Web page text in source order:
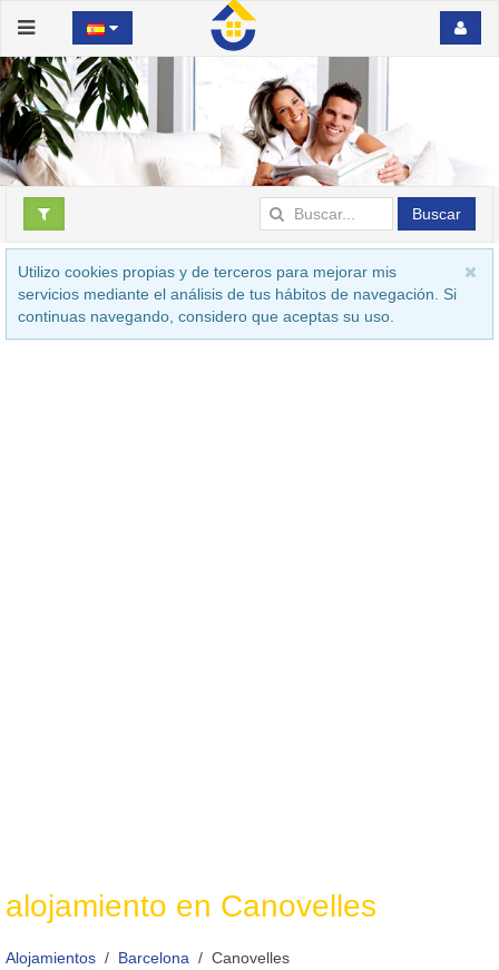
Buscar
Utilizo cookies propias y de terceros para mejorar mis
servicios mediante el análisis de tus hábitos de navegación. Si
continuas navegando, considero que aceptas su uso.
alojamiento en Canovelles
Alojamientos Barcelona Canovelles